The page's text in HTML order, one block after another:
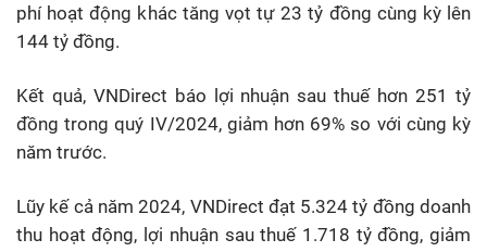
phí hoạt động khác tăng vọt tự 23 tỷ đồng cùng kỳ lên
144 tỷ đồng.
Kết quả, VNDirect báo lợi nhuận sau thuế hơn 251 tỷ
đồng trong quý IV/2024, giảm hơn 69% so với cùng kỳ
năm trước.
Lũy kế cả năm 2024, VNDirect đạt 5.324 tỷ đồng doanh
thu hoạt động, lợi nhuận sau thuế 1.718 tỷ đồng, giảm